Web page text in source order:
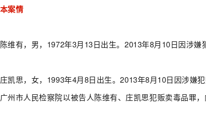
案情
维有，男，1972年3月13日出生。2013年8月10日因涉嫌
凯思，女，1993年4月8日出生。2013年8月10日因涉嫌犯
州市人民检察院以被告人陈维有、庄凯思犯贩卖毒品罪，